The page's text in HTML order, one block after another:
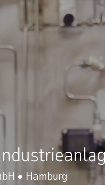
• Hamburg